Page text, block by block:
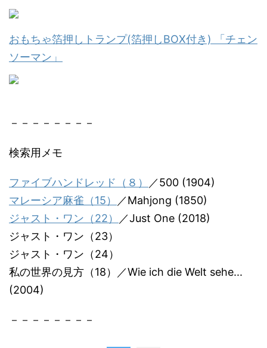
おもちゃ箔押しトランプ(箔押しBOX付き) 「チェン
ソーマン」
－－－－－－－－
検索用メモ
ファイブハンドレッド（８）
／500 (1904)
マレーシア麻雀（15）
／Mahjong (1850)
ジャスト・ワン（22）
／Just One (2018)
ジャスト・ワン（23）
ジャスト・ワン（24）
私の世界の見方（18）／Wie ich die Welt sehe...
(2004)
－－－－－－－－